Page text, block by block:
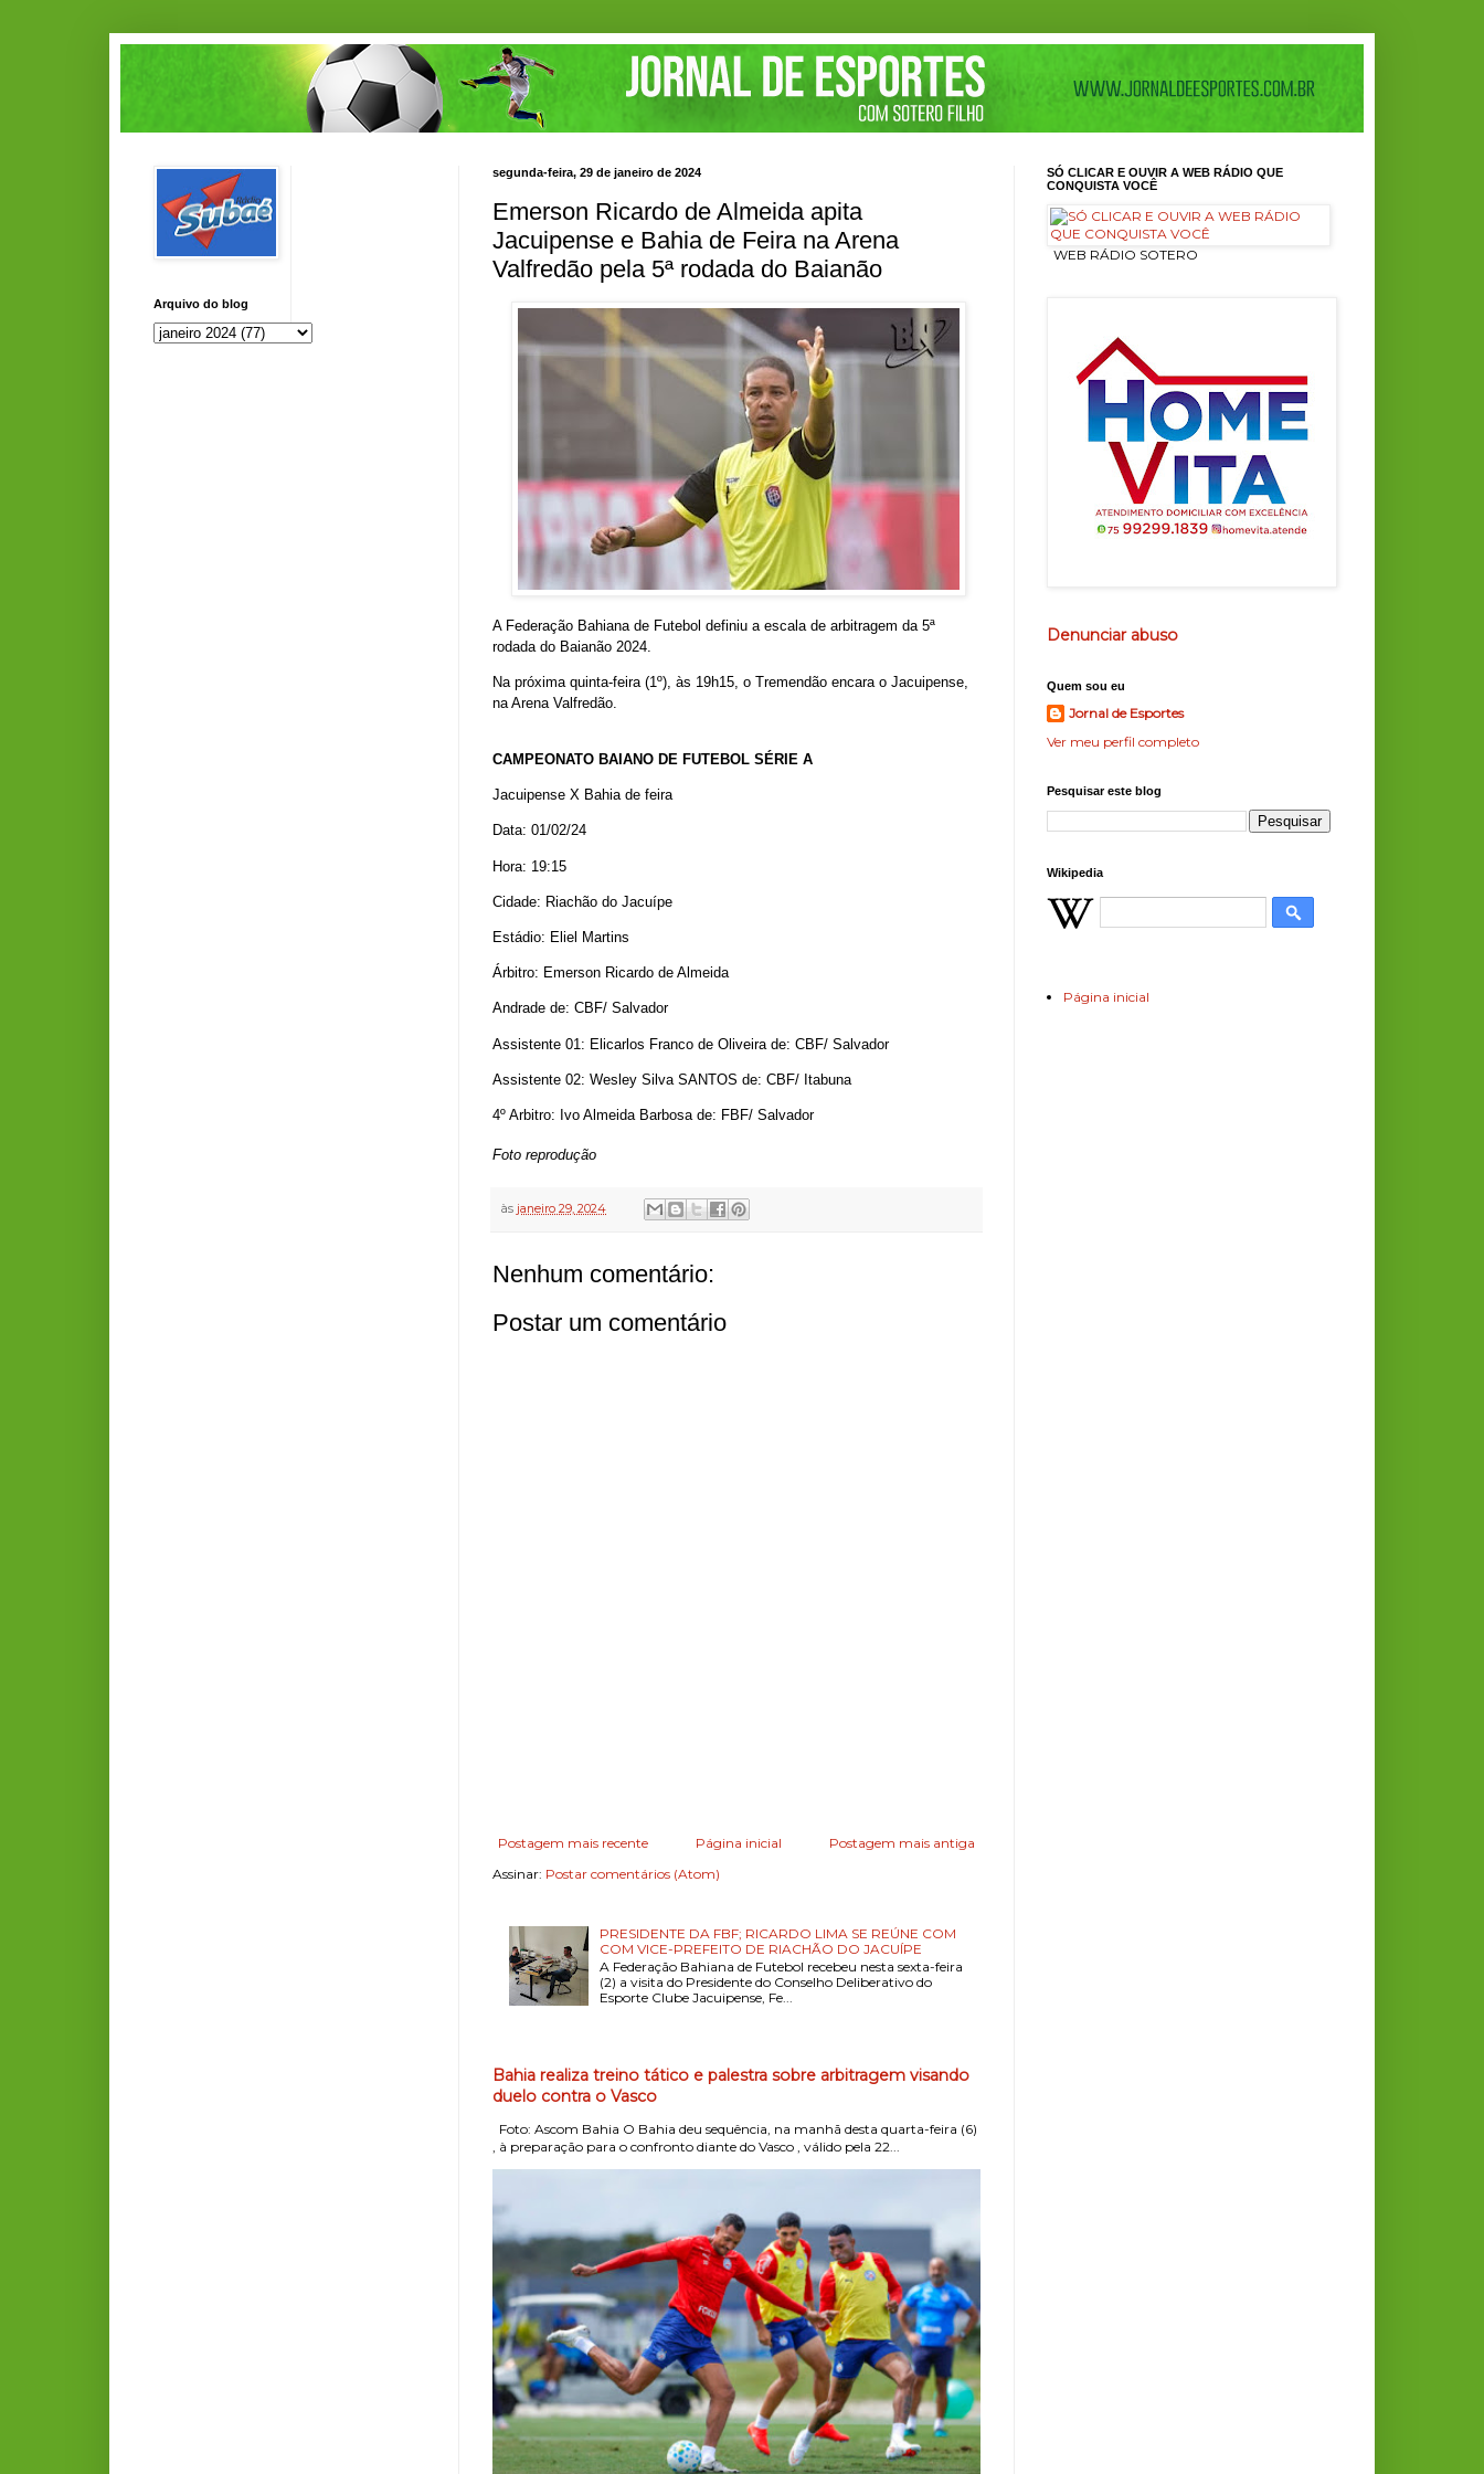
segunda-feira, 29 de janeiro de 2024
Emerson Ricardo de Almeida apita
Jacuipense e Bahia de Feira na Arena
Valfredão pela 5ª rodada do Baianão
A Federação Bahiana de Futebol definiu a escala de arbitragem da 5ª
rodada do Baianão 2024.
Na próxima quinta-feira (1º), às 19h15, o Tremendão encara o Jacuipense,
na Arena Valfredão.
CAMPEONATO BAIANO DE FUTEBOL SÉRIE A
Jacuipense X Bahia de feira
Data: 01/02/24
Hora: 19:15
Cidade: Riachão do Jacuípe
Estádio: Eliel Martins
Árbitro: Emerson Ricardo de Almeida
Andrade de: CBF/ Salvador
Assistente 01: Elicarlos Franco de Oliveira de: CBF/ Salvador
Assistente 02: Wesley Silva SANTOS de: CBF/ Itabuna
4º Arbitro: Ivo Almeida Barbosa de: FBF/ Salvador
Foto reprodução
às janeiro 29, 2024
Nenhum comentário:
Postar um comentário
Postagem mais recente Postagem mais antiga
Página inicial
Assinar: Postar comentários (Atom)
PRESIDENTE DA FBF; RICARDO LIMA SE REÚNE COM
COM VICE-PREFEITO DE RIACHÃO DO JACUÍPE
A Federação Bahiana de Futebol recebeu nesta sexta-feira
(2) a visita do Presidente do Conselho Deliberativo do
Esporte Clube Jacuipense, Fe...
Bahia realiza treino tático e palestra sobre arbitragem visando
duelo contra o Vasco
Foto: Ascom Bahia O Bahia deu sequência, na manhã desta quarta-feira (6)
, à preparação para o confronto diante do Vasco , válido pela 22...
Arquivo do blog
SÓ CLICAR E OUVIR A WEB RÁDIO QUE
CONQUISTA VOCÊ
ㅤ WEB RÁDIO SOTERO
Denunciar abuso
Quem sou eu
Jornal de Esportes
Ver meu perfil completo
Pesquisar este blog
Wikipedia
Página inicial